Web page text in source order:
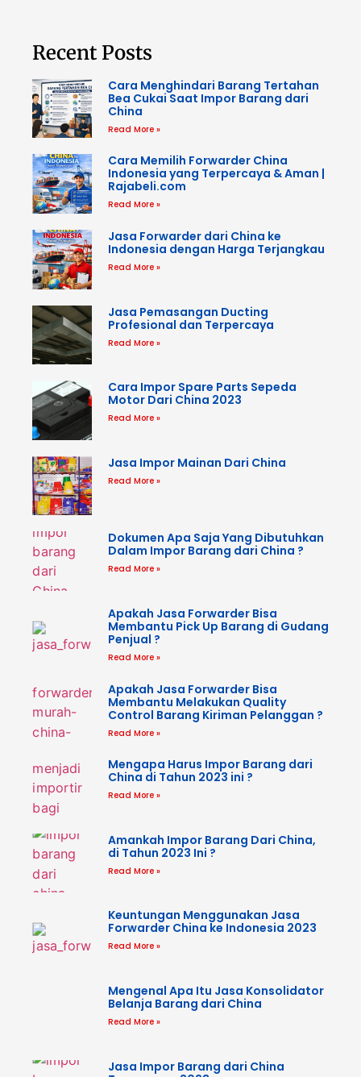
Recent Posts
Cara Menghindari Barang Tertahan
Bea Cukai Saat Impor Barang dari
China
Read More »
Cara Memilih Forwarder China
Indonesia yang Terpercaya & Aman |
Rajabeli.com
Read More »
Jasa Forwarder dari China ke
Indonesia dengan Harga Terjangkau
Read More »
Jasa Pemasangan Ducting
Profesional dan Terpercaya
Read More »
Cara Impor Spare Parts Sepeda
Motor Dari China 2023
Read More »
Jasa Impor Mainan Dari China
Read More »
Dokumen Apa Saja Yang Dibutuhkan
Dalam Impor Barang dari China ?
Read More »
Apakah Jasa Forwarder Bisa
Membantu Pick Up Barang di Gudang
Penjual ?
Read More »
Apakah Jasa Forwarder Bisa
Membantu Melakukan Quality
Control Barang Kiriman Pelanggan ?
Read More »
Mengapa Harus Impor Barang dari
China di Tahun 2023 ini ?
Read More »
Amankah Impor Barang Dari China,
di Tahun 2023 Ini ?
Read More »
Keuntungan Menggunakan Jasa
Forwarder China ke Indonesia 2023
Read More »
Mengenal Apa Itu Jasa Konsolidator
Belanja Barang dari China
Read More »
Jasa Impor Barang dari China